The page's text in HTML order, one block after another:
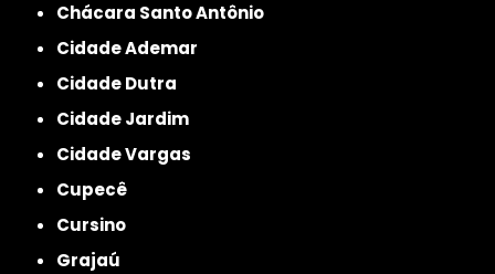
Chácara Santo Antônio
Cidade Ademar
Cidade Dutra
Cidade Jardim
Cidade Vargas
Cupecê
Cursino
Grajaú